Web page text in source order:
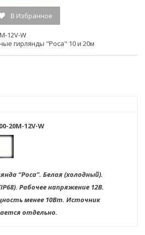
постоянного свечения
шт.
В Избранное
12V-W
гирлянды "Роса" 10 и 20м
20M-12V-W
“Роса”. Белая (холодный).
Рабочее напряжение 12В.
менее 10Вт. Источник
отдельно.